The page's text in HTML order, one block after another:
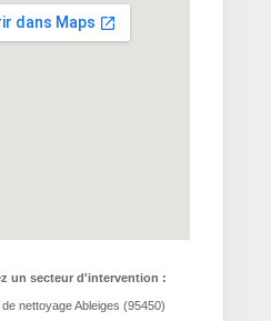
un secteur d'intervention :
nettoyage Ableiges (95450)